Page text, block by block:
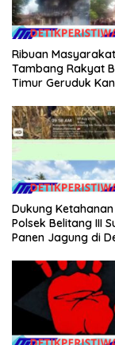
Ribuan Masyarakat
Tambang Rakyat
Timur Geruduk
Membakarnya
Dukung
Polsek Belitang III
Panen Jagung di